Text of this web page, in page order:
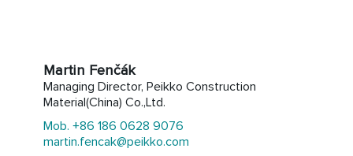
Martin Fenčák
Managing Director, Peikko Construction
Material(China) Co.,Ltd.
Mob. +86 186 0628 9076
martin.fencak@peikko.com